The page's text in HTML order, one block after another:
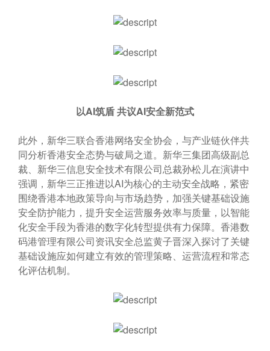
以AI筑盾共议AI安全新范式
此外，新华三联合香港网络安全协会，与产业链伙伴共
同分析香港安全态势与破局之道。新华三集团高级副总
裁、新华三信息安全技术有限公司总裁孙松儿在演讲中
强调，新华三正推进以AI为核心的主动安全战略，紧密
围绕香港本地政策导向与市场趋势，加强关键基础设施
安全防护能力，提升安全运营服务效率与质量，以智能
化安全手段为香港的数字化转型提供有力保障。香港数
码港管理有限公司资讯安全总监黄子晋深入探讨了关键
基础设施应如何建立有效的管理策略、运营流程和常态
化评估机制。